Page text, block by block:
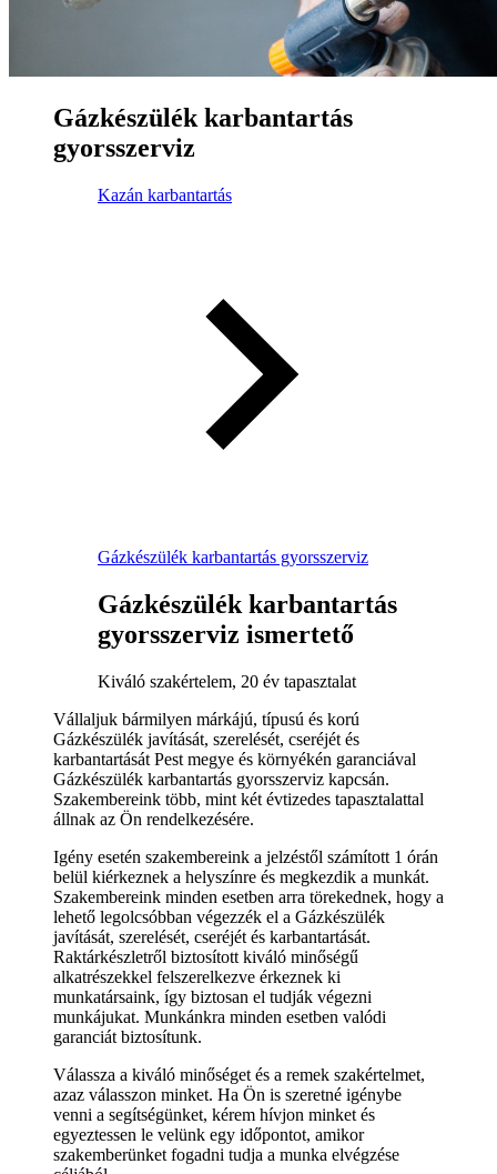
Gázkészülék karbantartás
gyorsszerviz
Kazán karbantartás
Gázkészülék karbantartás gyorsszerviz
Gázkészülék karbantartás
gyorsszerviz ismertető
Kiváló szakértelem, 20 év tapasztalat
Vállaljuk bármilyen márkájú, típusú és korú
Gázkészülék javítását, szerelését, cseréjét és
karbantartását Pest megye és környékén garanciával
Gázkészülék karbantartás gyorsszerviz kapcsán.
Szakembereink több, mint két évtizedes tapasztalattal
állnak az Ön rendelkezésére.
Igény esetén szakembereink a jelzéstől számított 1 órán
belül kiérkeznek a helyszínre és megkezdik a munkát.
Szakembereink minden esetben arra törekednek, hogy a
lehető legolcsóbban végezzék el a Gázkészülék
javítását, szerelését, cseréjét és karbantartását.
Raktárkészletről biztosított kiváló minőségű
alkatrészekkel felszerelkezve érkeznek ki
munkatársaink, így biztosan el tudják végezni
munkájukat. Munkánkra minden esetben valódi
garanciát biztosítunk.
Válassza a kiváló minőséget és a remek szakértelmet,
azaz válasszon minket. Ha Ön is szeretné igénybe
venni a segítségünket, kérem hívjon minket és
egyeztessen le velünk egy időpontot, amikor
szakemberünket fogadni tudja a munka elvégzése